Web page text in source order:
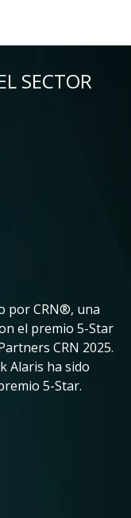
SECTOR
por CRN®, una
el premio 5-Star
CRN 2025.
Alaris ha sido
5-Star.